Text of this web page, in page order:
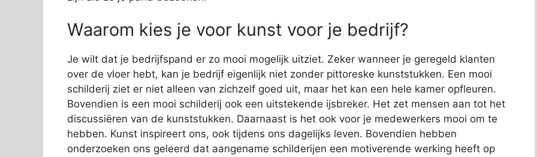
Waarom kies je voor kunst voor je bedrijf?
Je wilt dat je bedrijfspand er zo mooi mogelijk uitziet. Zeker wanneer je geregeld klanten
over de vloer hebt, kan je bedrijf eigenlijk niet zonder pittoreske kunststukken. Een mooi
schilderij ziet er niet alleen van zichzelf goed uit, maar het kan een hele kamer opfleuren.
Bovendien is een mooi schilderij ook een uitstekende ijsbreker. Het zet mensen aan tot het
discussiëren van de kunststukken. Daarnaast is het ook voor je medewerkers mooi om te
hebben. Kunst inspireert ons, ook tijdens ons dagelijks leven. Bovendien hebben
onderzoeken ons geleerd dat aangename schilderijen een motiverende werking heeft op